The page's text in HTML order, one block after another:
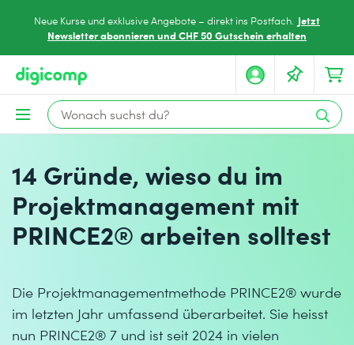
Neue Kurse und exklusive Angebote – direkt ins Postfach. Jetzt
Newsletter abonnieren und CHF 50 Gutschein erhalten
14 Gründe, wieso du im
Projektmanagement mit
PRINCE2® arbeiten solltest
Die Projektmanagementmethode PRINCE2® wurde
im letzten Jahr umfassend überarbeitet. Sie heisst
nun PRINCE2® 7 und ist seit 2024 in vielen